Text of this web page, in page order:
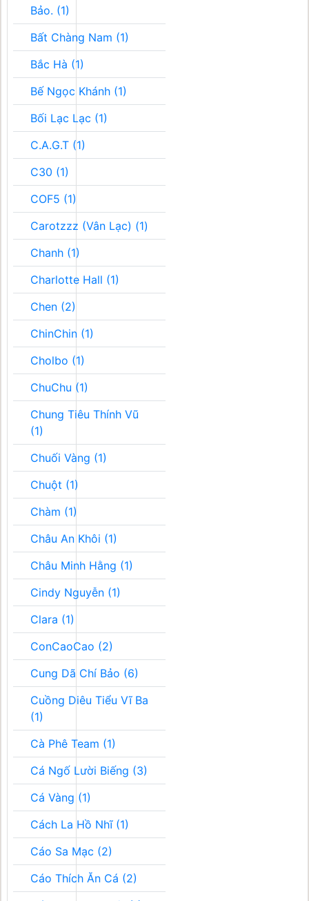
Bảo. (1)
Bất Chàng Nam (1)
Bắc Hà (1)
Bế Ngọc Khánh (1)
Bối Lạc Lạc (1)
C.A.G.T (1)
C30 (1)
COF5 (1)
Carotzzz (Vân Lạc) (1)
Chanh (1)
Charlotte Hall (1)
Chen (2)
ChinChin (1)
Cholbo (1)
ChuChu (1)
Chung Tiêu Thính Vũ
(1)
Chuối Vàng (1)
Chuột (1)
Chàm (1)
Châu An Khôi (1)
Châu Minh Hằng (1)
Cindy Nguyễn (1)
Clara (1)
ConCaoCao (2)
Cung Dã Chí Bảo (6)
Cuồng Diêu Tiểu Vĩ Ba
(1)
Cà Phê Team (1)
Cá Ngố Lười Biếng (3)
Cá Vàng (1)
Cách La Hồ Nhĩ (1)
Cáo Sa Mạc (2)
Cáo Thích Ăn Cá (2)